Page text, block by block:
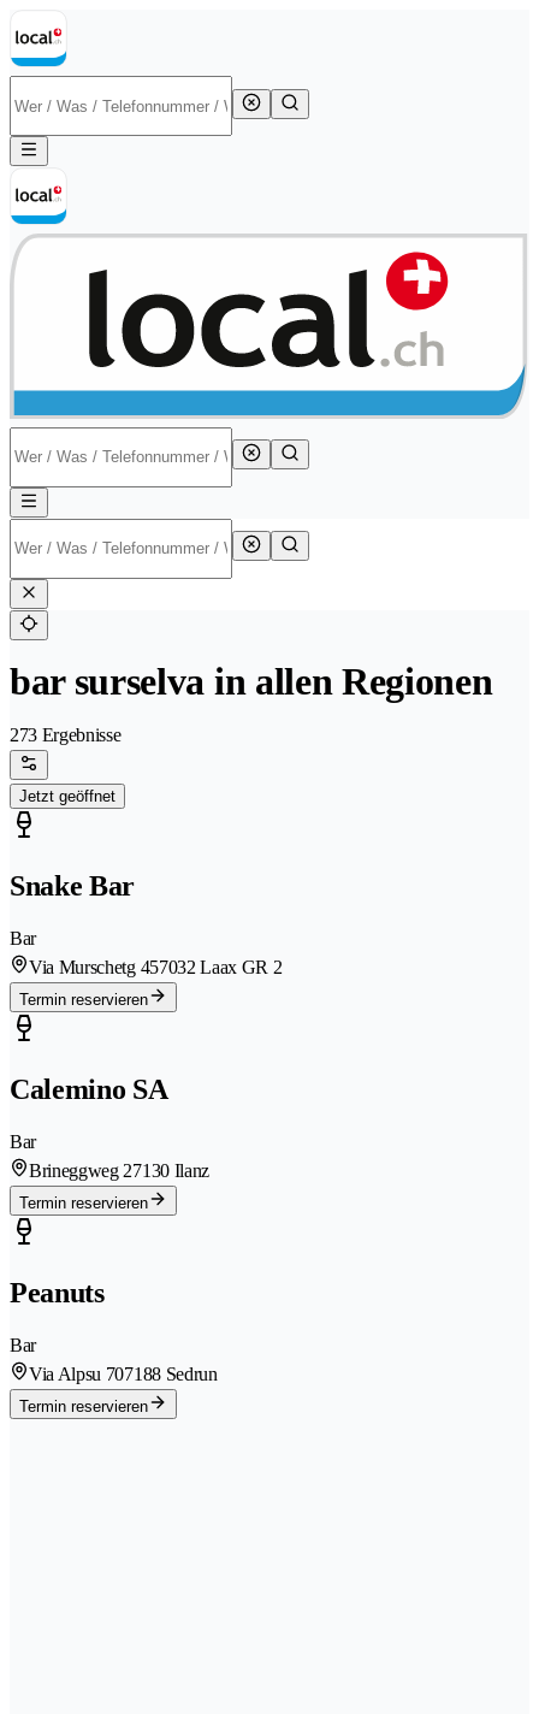
bar surselva in allen Regionen
273 Ergebnisse
Jetzt geöffnet
Snake Bar
Bar
Via Murschetg 457032 Laax GR 2
Termin reservieren
Calemino SA
Bar
Brineggweg 27130 Ilanz
Termin reservieren
Peanuts
Bar
Via Alpsu 707188 Sedrun
Termin reservieren